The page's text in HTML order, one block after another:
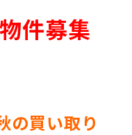
件募集
の買い取り